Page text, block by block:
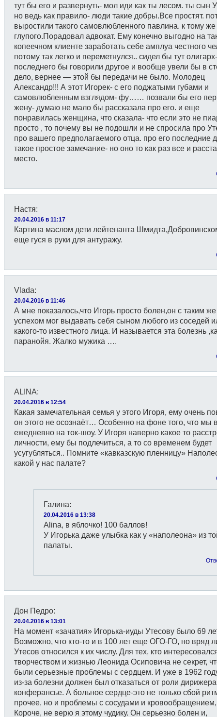
тут бы его и развернуть- мол иди как ты лесом. ты сын
но ведь как правило- люди такие добры.Все простят.
выростили такого самовлюбленного павлина. к тому же
глупого.Порадовал адвокат. Ему конечно выгодно на
копеечном клиенте заработать себе амплуа честного
потому так легко и переметнулся.. сидел бы тут
последнего бы говорили другое и вообще увели бы в
дело, вернее — этой бы передачи не было. Молодец
Александр!!! А этот Игорек- с его поджатыми губами и
самовлюбленным взглядом- фу…… позвали бы его
жену- думаю не мало бы рассказала про его. и еще
понравилась женщина, что сказала- что если это не
просто , то почему вы не подошли и не спросила про
про вашего предполагаемого отца. про его последние
такое простое замечание- но оно то как раз все и
место.
Настя:
20.04.2016 в 11:17
Картина маслом дети лейтенанта
еще гуся в руки для антуражу.
Vlada:
20.04.2016 в 11:46
А мне показалось,что Игорь просто болен,он с таким же
успехом мог выдавать себя сыном любого из соседей
какого-то известного лица. И называется эта болезнь
паранойя. Жалко мужика ….
ALINA:
20.04.2016 в 12:54
Какая замечательная семья у этого Игоря, ему очень
он этого не осознаёт… Особенно на фоне того, что мы
ежедневно на ток-шоу. У Игоря наверно какое то
личности, ему бы подлечиться, а то со временем будет
усугубляться.. Помните «кавказскую пленницу»
какой у нас палате?
Галина:
20.04.2016 в 13:38
Alina, в яблочко! 100 баллов!
У Игорька даже улыбка как у «наполеона» из
палаты.
Дон Педро:
20.04.2016 в 13:01
На момент «зачатия» Игорька-иуды Утесову было 69
Возможно, что кто-то и в 100 лет еще ОГО-ГО, но вряд
Утесов относился к их числу. Для тех, кто
творчеством и жизнью Леонида Осиповича не секрет,
были серьезные проблемы с сердцем. И уже в 1962
из-за болезни должен был отказаться от роли
конферансье. А больное сердце-это не только сбой
прочее, но и проблемы с сосудами и
Короче, не верю я этому чудику. Он серьезно болен и,